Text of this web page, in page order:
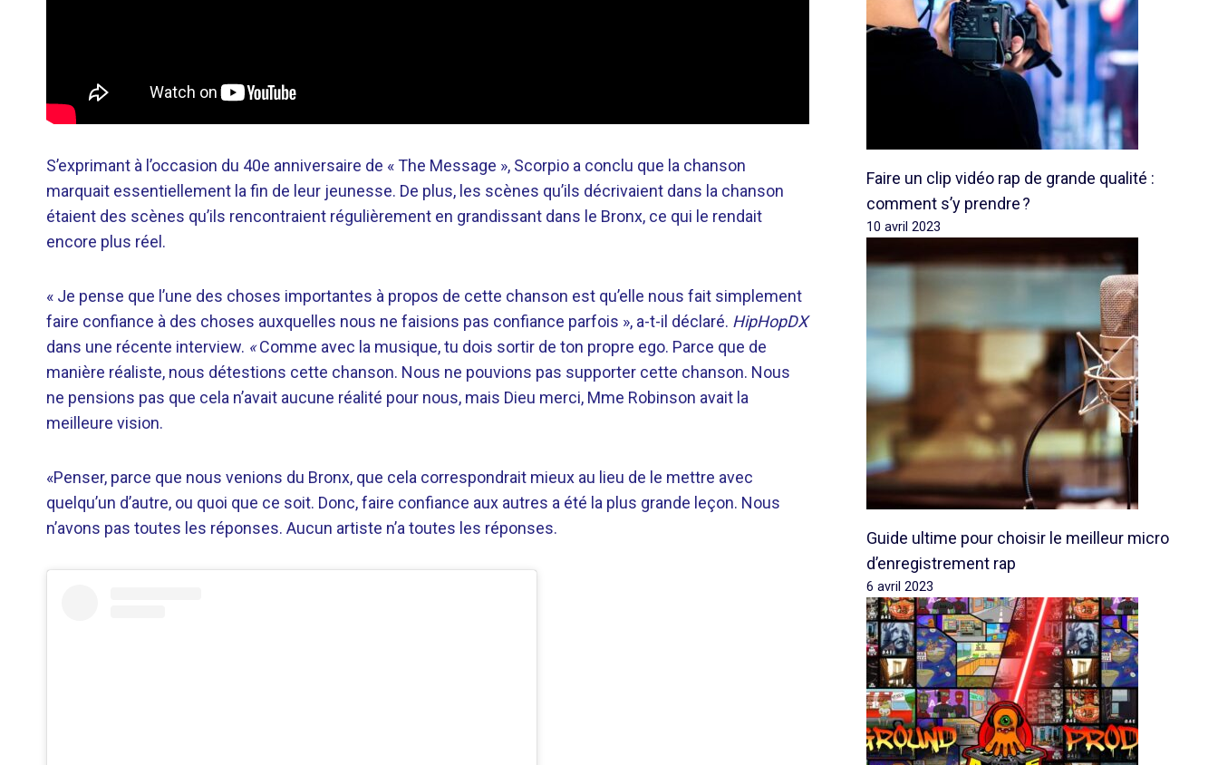
S’exprimant à l’occasion du 40e anniversaire de « The Message », Scorpio a conclu que la chanson
marquait essentiellement la fin de leur jeunesse. De plus, les scènes qu’ils décrivaient dans la chanson
étaient des scènes qu’ils rencontraient régulièrement en grandissant dans le Bronx, ce qui le rendait
encore plus réel.
« Je pense que l’une des choses importantes à propos de cette chanson est qu’elle nous fait simplement
faire confiance à des choses auxquelles nous ne faisions pas confiance parfois », a-t-il déclaré. HipHopDX
dans une récente interview. «Comme avec la musique, tu dois sortir de ton propre ego. Parce que de
manière réaliste, nous détestions cette chanson. Nous ne pouvions pas supporter cette chanson. Nous
ne pensions pas que cela n’avait aucune réalité pour nous, mais Dieu merci, Mme Robinson avait la
meilleure vision.
«Penser, parce que nous venions du Bronx, que cela correspondrait mieux au lieu de le mettre avec
quelqu’un d’autre, ou quoi que ce soit. Donc, faire confiance aux autres a été la plus grande leçon. Nous
n’avons pas toutes les réponses. Aucun artiste n’a toutes les réponses.
Faire un clip vidéo rap de grande qualité :
comment s’y prendre ?
10 avril 2023
Guide ultime pour choisir le meilleur micro
d’enregistrement rap
6 avril 2023